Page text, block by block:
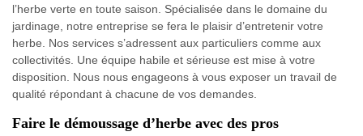
l’herbe verte en toute saison. Spécialisée dans le domaine du
jardinage, notre entreprise se fera le plaisir d’entretenir votre
herbe. Nos services s’adressent aux particuliers comme aux
collectivités. Une équipe habile et sérieuse est mise à votre
disposition. Nous nous engageons à vous exposer un travail de
qualité répondant à chacune de vos demandes.
Faire le démoussage d’herbe avec des pros